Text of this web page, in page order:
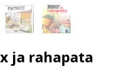
ja rahapata